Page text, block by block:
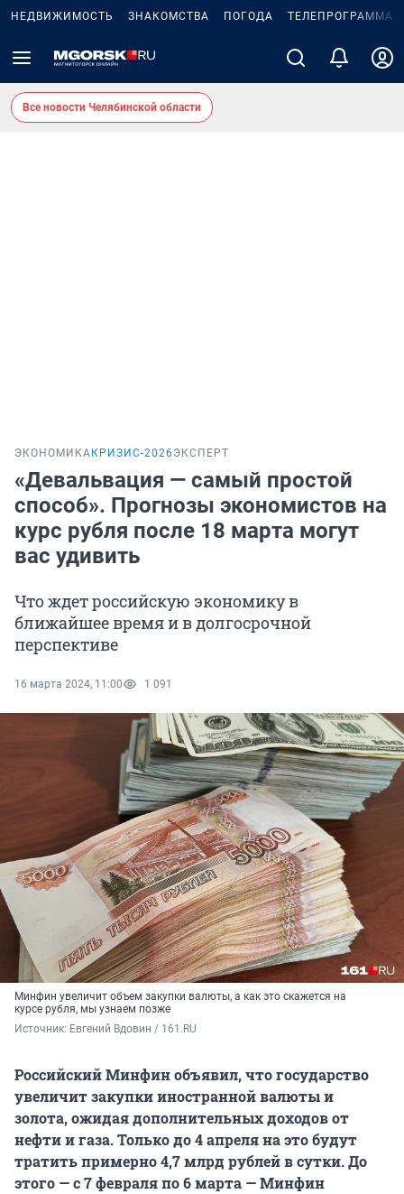
НЕДВИЖИМОСТЬ ЗНАКОМСТВА ПОГОДА ТЕЛЕПРОГРАММА
Все новости Челябинской области
ЭКОНОМИКА КРИЗИС-2026ЭКСПЕРТ
«Девальвация — самый простой
способ». Прогнозы экономистов на
курс рубля после 18 марта могут
вас удивить
Что ждет российскую экономику в
ближайшее время и в долгосрочной
перспективе
16 марта 2024, 11:00 1 091
Минфин увеличит объем закупки валюты, а как это скажется на
курсе рубля, мы узнаем позже
Источник: Евгений Вдовин / 161.RU
Российский Минфин объявил, что государство
увеличит закупки иностранной валюты и
золота, ожидая дополнительных доходов от
нефти и газа. Только до 4 апреля на это будут
тратить примерно 4,7 млрд рублей в сутки. До
этого — с 7 февраля по 6 марта — Минфин